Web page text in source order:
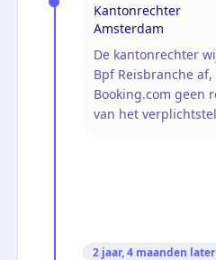
Kantonrechter
Amsterdam
De kantonrechter
Bpf Reisbranche
Booking.com geen
van het
2 jaar, 4 maanden later